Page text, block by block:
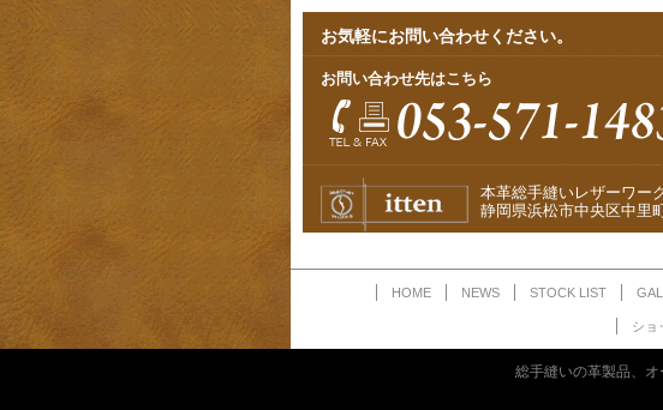
お気軽にお問い合わせください。
お問い合わせ先はこちら
本革総手縫いレザーワー
静岡県浜松市中央区中里
HOME NEWS STOCK LIST
ショ
総手縫いの革製品、